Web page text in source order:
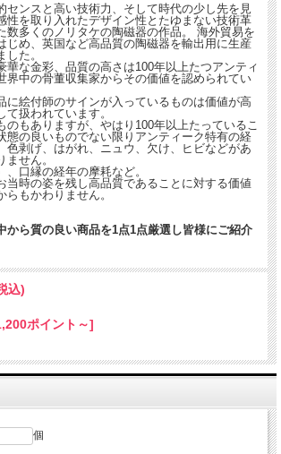
の花びらが丁寧に描かれ葉の緑色のグラデーションがより
立てる印象です。刻印はありませんが繊細ながらとても存
ールドノリタケのお品となります。
センスと高い技術力、そして時代の少し先を見
性を取り入れたデザイン性とたゆまない技術革
数多くのノリタケの陶磁器の作品。 海外貿易を
じめ、英国など高品質の陶磁器を輸出用に生産
た。
華な金彩、品質の高さは100年以上たつアンティ
界中の骨董収集家からその価値を認められてい
に絵付師のサインが入っているものは価値が高
て扱われています。
のもありますが、やはり100年以上たっているこ
態の良いものでない限りアンティーク特有の経
色剥げ、はがれ、ニュウ、欠け、ヒビなどがあ
せん。
口縁の経年の摩耗など。
当時の姿を残し高品質であることに対する価値
もかわりません。
から質の良い商品を1点1点厳選し皆様にご紹介
込)
ポイント～]
個